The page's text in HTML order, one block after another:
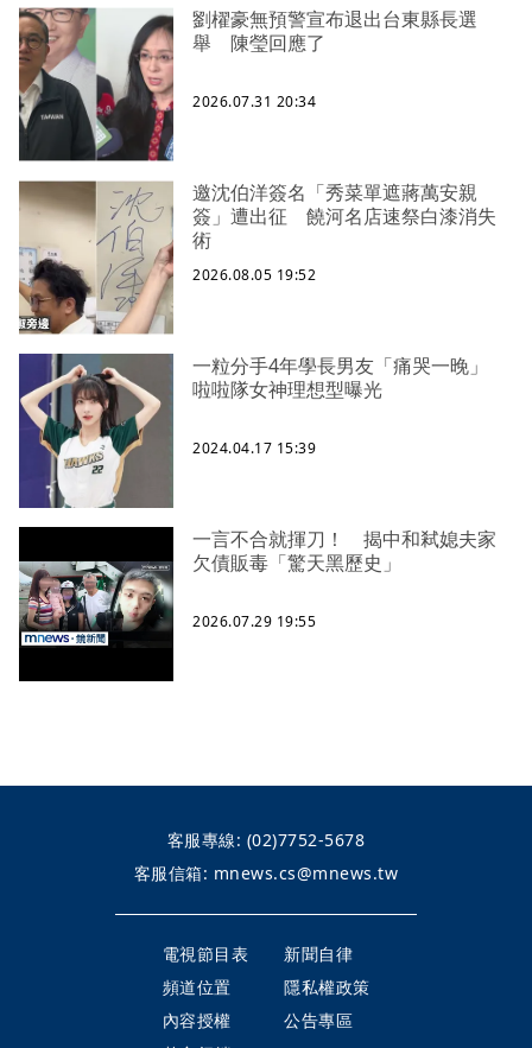
劉櫂豪無預警宣布退出台東縣長選
舉 陳瑩回應了
2026.07.31 20:34
邀沈伯洋簽名「秀菜單遮蔣萬安親
簽」遭出征 饒河名店速祭白漆消失
術
2026.08.05 19:52
一粒分手4年學長男友「痛哭一晚」
啦啦隊女神理想型曝光
2024.04.17 15:39
一言不合就揮刀！ 揭中和弒媳夫家
欠債販毒「驚天黑歷史」
2026.07.29 19:55
客服專線: (02)7752-5678
客服信箱: mnews.cs@mnews.tw
電視節目表
新聞自律
頻道位置
隱私權政策
內容授權
公告專區